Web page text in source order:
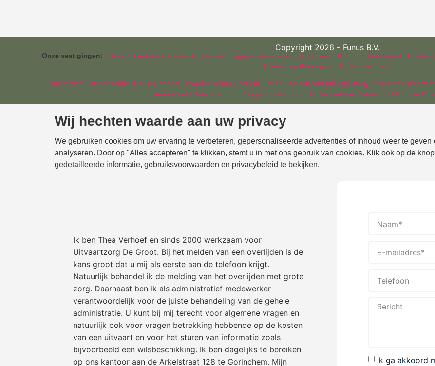
Copyright 2026 – Funus B.V.
Onze vestigingen: Uitvaart Boerhaave Funus Uitvaartzorg Lingese Uitvaartzorg Uitvaartzorg De Groot Brummense
Uitvaartzorg Koningshof Uitvaartzorg Baarn
Amsterdam Uitvaartcentrum Zuid Haarlem Uitvaartcentrum Haarlem Utrecht Uitvaartcentrum Agterberg Aalsmeer
Amersfoort Uitvaartcentrum Hoogland Zandvoort Uitvaartcentrum Zandvoort IJmuiden
Wij hechten waarde aan uw privacy
We gebruiken cookies om uw ervaring te verbeteren, gepersonaliseerde advertenties of inhoud weer te geven
analyseren. Door op "Alles accepteren" te klikken, stemt u in met ons gebruik van cookies. Klik ook op de
gedetailleerde informatie, gebruiksvoorwaarden en privacybeleid te bekijken.
Ik ben Thea Verhoef en sinds 2000 werkzaam voor
Uitvaartzorg De Groot. Bij het melden van een overlijden is de
kans groot dat u mij als eerste aan de telefoon krijgt.
Natuurlijk behandel ik de melding van het overlijden met grote
zorg. Daarnaast ben ik als administratief medewerker
verantwoordelijk voor de juiste behandeling van de gehele
administratie. U kunt bij mij terecht voor algemene vragen en
natuurlijk ook voor vragen betrekking hebbende op de kosten
van een uitvaart en voor het sturen van informatie zoals
bijvoorbeeld een wilsbeschikking. Ik ben dagelijks te bereiken
op ons kantoor aan de Arkelstraat 128 te Gorinchem. Mijn
Ik ga akkoord